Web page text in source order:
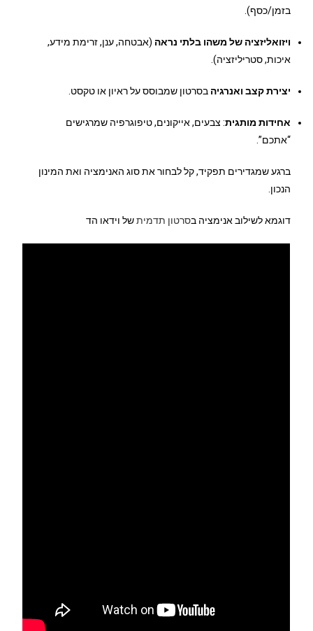
בזמן/כסף).
ויזואליזציה של משהו בלתי נראה (אבטחה, ענן, זרימת מידע,
איכות, סטריליזציה).
יצירת קצב ואנרגיה בסרטון שמבוסס על ראיון או טקסט.
אחידות מותגית: צבעים, אייקונים, טיפוגרפיה שמרגישים
“אתכם”.
ברגע שמגדירים תפקיד, קל לבחור את סוג האנימציה ואת המינון
הנכון.
דוגמא לשילוב אנימציה בסרטון תדמיתשל וידאו הד